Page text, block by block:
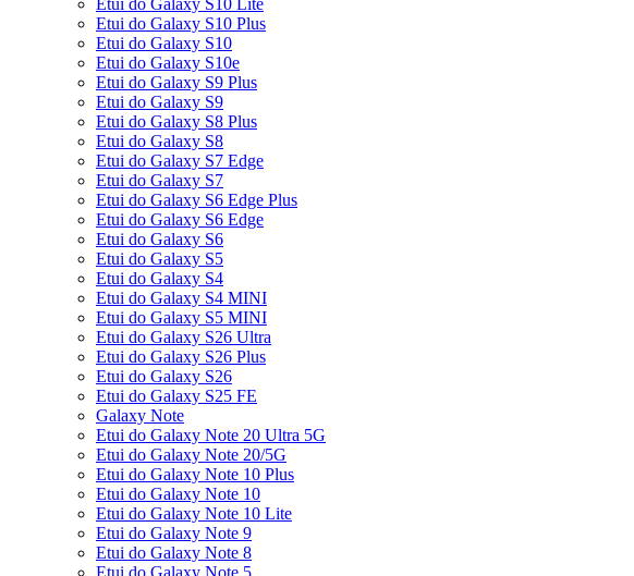
Etui do Galaxy S10 Lite
Etui do Galaxy S10 Plus
Etui do Galaxy S10
Etui do Galaxy S10e
Etui do Galaxy S9 Plus
Etui do Galaxy S9
Etui do Galaxy S8 Plus
Etui do Galaxy S8
Etui do Galaxy S7 Edge
Etui do Galaxy S7
Etui do Galaxy S6 Edge Plus
Etui do Galaxy S6 Edge
Etui do Galaxy S6
Etui do Galaxy S5
Etui do Galaxy S4
Etui do Galaxy S4 MINI
Etui do Galaxy S5 MINI
Etui do Galaxy S26 Ultra
Etui do Galaxy S26 Plus
Etui do Galaxy S26
Etui do Galaxy S25 FE
Galaxy Note
Etui do Galaxy Note 20 Ultra 5G
Etui do Galaxy Note 20/5G
Etui do Galaxy Note 10 Plus
Etui do Galaxy Note 10
Etui do Galaxy Note 10 Lite
Etui do Galaxy Note 9
Etui do Galaxy Note 8
Etui do Galaxy Note 5